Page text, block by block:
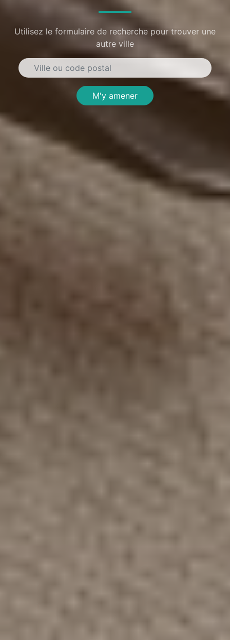
Utilisez le formulaire de recherche pour trouver une
autre ville
M'y amener